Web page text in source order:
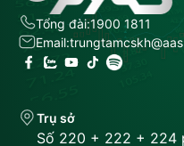
Tổng đài:1900 1811
Email:
Trụ sở
Số 220 + 222 + 224